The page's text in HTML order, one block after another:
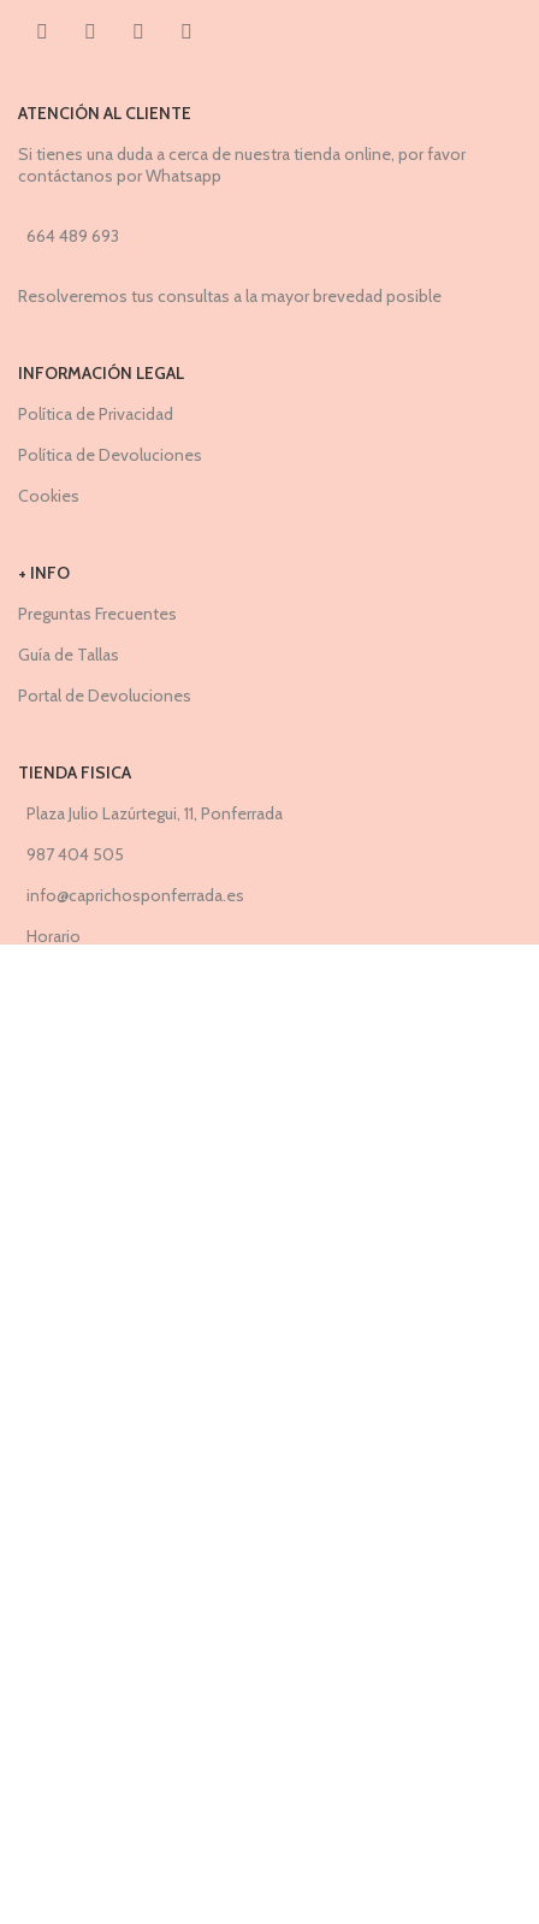
ATENCIÓN AL CLIENTE
Si tienes una duda a cerca de nuestra tienda online, por favor
contáctanos por Whatsapp
664 489 693
Resolveremos tus consultas a la mayor brevedad posible
INFORMACIÓN LEGAL
Política de Privacidad
Política de Devoluciones
Cookies
+ INFO
Preguntas Frecuentes
Guía de Tallas
Portal de Devoluciones
TIENDA FISICA
Plaza Julio Lazúrtegui, 11, Ponferrada
987 404 505
info@caprichosponferrada.es
Horario